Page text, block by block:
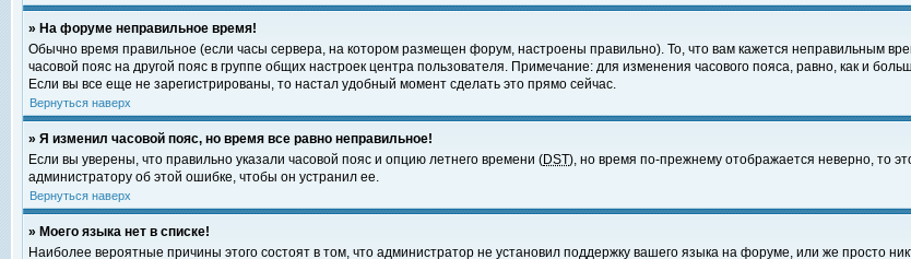
» На форуме неправильное время!
Обычно время правильное (если часы сервера, на котором размещен форум, настроены правильно). То, что вам кажется неправильным
часовой пояс на другой пояс в группе общих настроек центра пользователя. Примечание: для изменения часового пояса, равно, как и
Если вы все еще не зарегистрированы, то настал удобный момент сделать это прямо сейчас.
Вернуться наверх
» Я изменил часовой пояс, но время все равно неправильное!
Если вы уверены, что правильно указали часовой пояс и опцию летнего времени (DST), но время по-прежнему отображается неверно, то
администратору об этой ошибке, чтобы он устранил ее.
Вернуться наверх
» Моего языка нет в списке!
Наиболее вероятные причины этого состоят в том, что администратор не установил поддержку вашего языка на форуме, или же просто